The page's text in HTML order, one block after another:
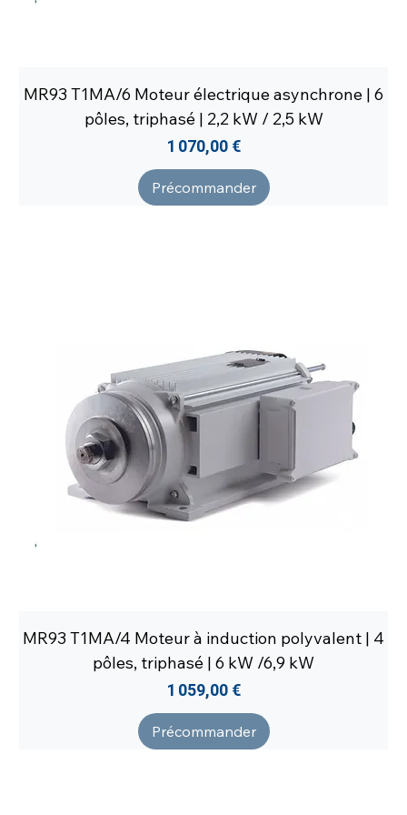
MR93 T1MA/6 Moteur électrique asynchrone | 6
pôles, triphasé | 2,2 kW / 2,5 kW
Prix
1 070,00 €
Précommander
MR93 T1MA/4 Moteur à induction polyvalent | 4
pôles, triphasé | 6 kW /6,9 kW
Prix
1 059,00 €
Précommander